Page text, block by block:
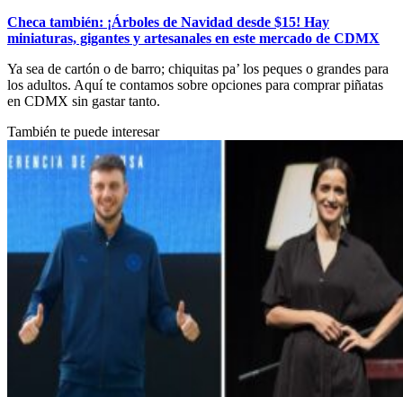
Checa también: ¡Árboles de Navidad desde $15! Hay
miniaturas, gigantes y artesanales en este mercado de CDMX
Ya sea de cartón o de barro; chiquitas pa’ los peques o grandes para
los adultos. Aquí te contamos sobre opciones para comprar piñatas
en CDMX sin gastar tanto.
También te puede interesar